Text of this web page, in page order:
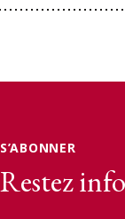
S’ABONNER
Restez